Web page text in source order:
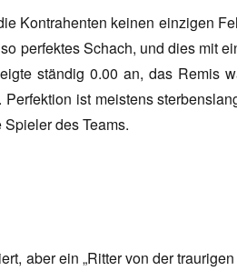
Kontrahenten keinen einzigen
perfektes Schach, und dies mit
ständig 0.00 an, das Remis
ist meistens
des Teams.
aber ein „Ritter von der traurigen